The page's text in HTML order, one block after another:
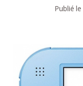
Publié le